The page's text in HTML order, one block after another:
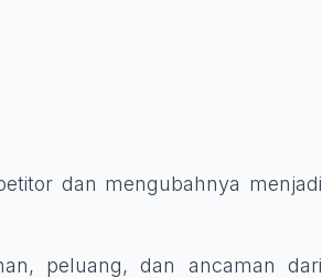
dan mengubahnya menjadi
peluang, dan ancaman dari